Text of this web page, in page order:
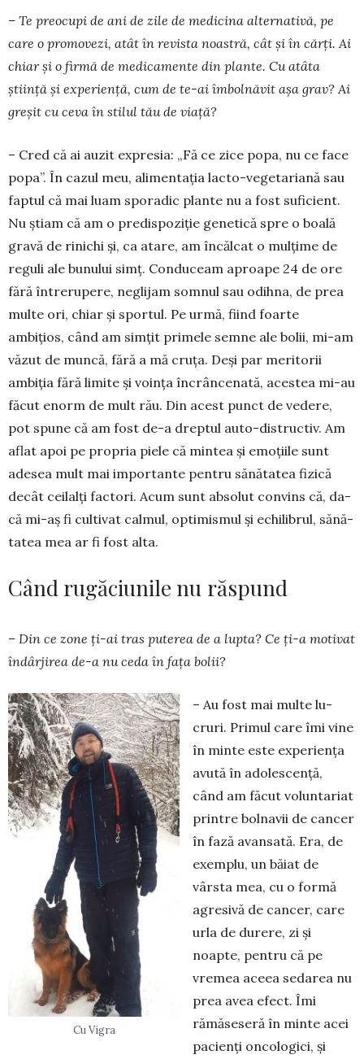
– Te preocupi de ani de zile de medicina al­ternativă, pe
care o promovezi, atât în revista noas­­tră, cât și în cărți. Ai
chiar și o firmă de me­dicamente din plante. Cu atâta
știință și ex­periență, cum de te-ai îmbolnăvit așa grav? Ai
greșit cu ceva în stilul tău de viață?
– Cred că ai auzit expresia: „Fă ce zice popa, nu ce face
popa”. În cazul meu, alimentația lacto-vegetariană sau
faptul că mai luam sporadic plan­te nu a fost suficient.
Nu știam că am o pre­dispoziție genetică spre o boală
gravă de rinichi și, ca atare, am încălcat o mulțime de
reguli ale bunului simț. Conduceam aproape 24 de ore
fără întrerupere, ne­gli­jam somnul sau odihna, de prea
multe ori, chiar și sportul. Pe urmă, fiind foar­te
ambițios, când am simțit primele semne ale bolii, mi-am
văzut de mun­că, fără a mă cruța. Deși par meritorii
ambiția fără limite și voința încrâncenată, acestea mi-au
făcut enorm de mult rău. Din acest punct de vedere,
pot spu­ne că am fost de-a dreptul auto-distructiv. Am
aflat apoi pe pro­pria piele că mintea și emo­țiile sunt
adesea mult mai importante pentru sănătatea fizică
decât ceilalți factori. Acum sunt absolut convins că, da­
că mi-aș fi cultivat cal­mul, optimismul și echili­brul, sănă­­
tatea mea ar fi fost alta.
Când rugăciunile nu răspund
– Din ce zone ți-ai tras puterea de a lupta? Ce ți-a motivat
îndârjirea de-a nu ceda în fața bolii?
Cu Vigra
– Au fost mai multe lu­
cruri. Primul care îmi vine
în minte este experiența
avută în adolescență,
când am făcut vo­luntariat
printre bolnavii de cancer
în fază avansată. Era, de
exemplu, un băiat de
vârsta mea, cu o formă
agre­sivă de cancer, care
urla de durere, zi și
noapte, pentru că pe
vremea aceea se­da­rea nu
prea avea efect. Îmi
rămă­seseră în minte acei
pacienți onco­logici, și